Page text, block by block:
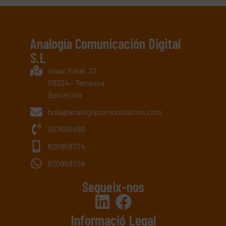
Analogía Comunicación Digital
S.L
Isaac Peral, 32
08224 - Terrassa
Barcelona
hola@analogiacomunicacion.com
937685490
620958724
620958724
Segueix-nos
Informació Legal